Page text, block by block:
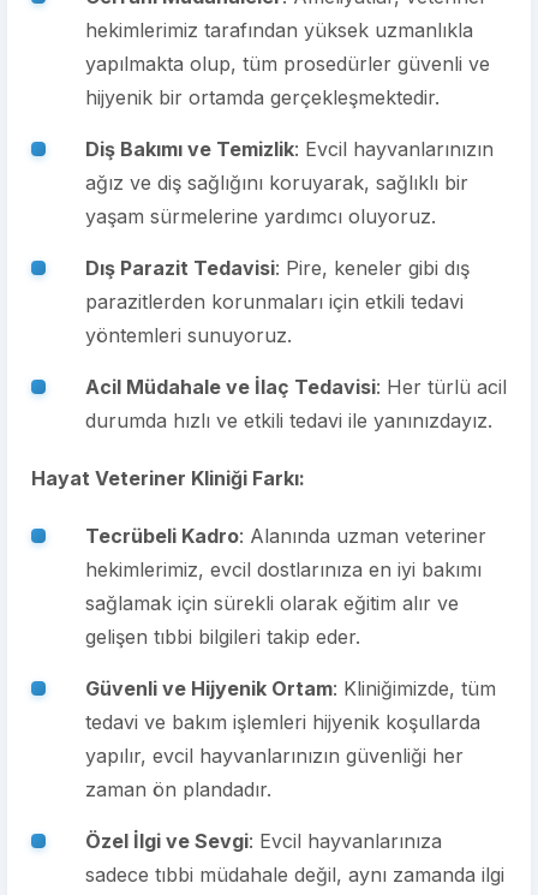
hekimlerimiz tarafından yüksek uzmanlıkla
yapılmakta olup, tüm prosedürler güvenli ve
hijyenik bir ortamda gerçekleşmektedir.
Diş Bakımı ve Temizlik: Evcil hayvanlarınızın
ağız ve diş sağlığını koruyarak, sağlıklı bir
yaşam sürmelerine yardımcı oluyoruz.
Dış Parazit Tedavisi: Pire, keneler gibi dış
parazitlerden korunmaları için etkili tedavi
yöntemleri sunuyoruz.
Acil Müdahale ve İlaç Tedavisi: Her türlü acil
durumda hızlı ve etkili tedavi ile yanınızdayız.
Hayat Veteriner Kliniği Farkı:
Tecrübeli Kadro: Alanında uzman veteriner
hekimlerimiz, evcil dostlarınıza en iyi bakımı
sağlamak için sürekli olarak eğitim alır ve
gelişen tıbbi bilgileri takip eder.
Güvenli ve Hijyenik Ortam: Kliniğimizde, tüm
tedavi ve bakım işlemleri hijyenik koşullarda
yapılır, evcil hayvanlarınızın güvenliği her
zaman ön plandadır.
Özel İlgi ve Sevgi: Evcil hayvanlarınıza
sadece tıbbi müdahale değil, aynı zamanda ilgi